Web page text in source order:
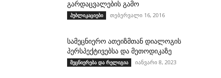
გარდაცვალების გამო
პუბლიკაციები თებერვალი 16, 2016
სამეცნიერო ათეიზმთან დიალოგის
პერსპექტივებსა და მეთოდიკაზე
მეცნიერება და რელიგია იანვარი 8, 2023